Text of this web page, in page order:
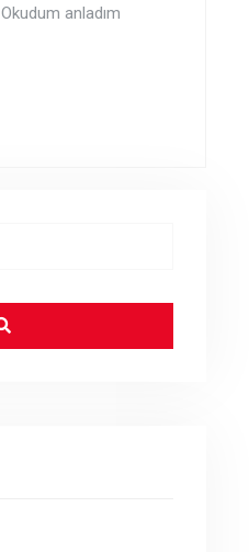
Okudum anladım